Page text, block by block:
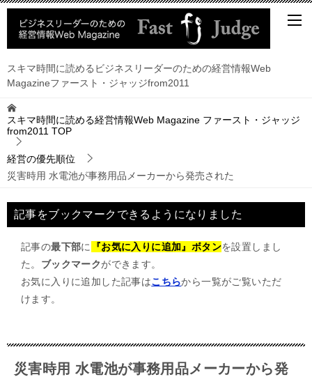
スキマ時間に読めるビジネスリーダーのための経営情報Web
Magazineファースト・ジャッジfrom2011
スキマ時間に読める経営情報Web Magazine ファースト・ジャッジ
from2011 TOP
経営の優先順位
災害時用 水電池が事務用品メーカーから発売された
記事をブックマークできるようになりました
記事の最下部に 『お気に入りに追加』ボタンを設置しまし
た。 ブックマークができます。
お気に入りに追加した記事はこちらから一覧がご覧いただ
けます。
災害時用 水電池が事務用品メーカーから発